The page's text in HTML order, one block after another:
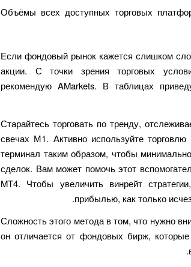
Объёмы всех доступных торговых
Если фондовый рынок кажется слишком
акции. С точки зрения торговых
рекомендую AMarkets. В таблицах
Старайтесь торговать по тренду,
свечах М1. Активно используйте
терминал таким образом, чтобы
сделок. Вам может помочь этот
MT4. Чтобы увеличить винрейт
прибылью, как только
Сложность этого метода в том, что нужно
он отличается от фондовых бирж,